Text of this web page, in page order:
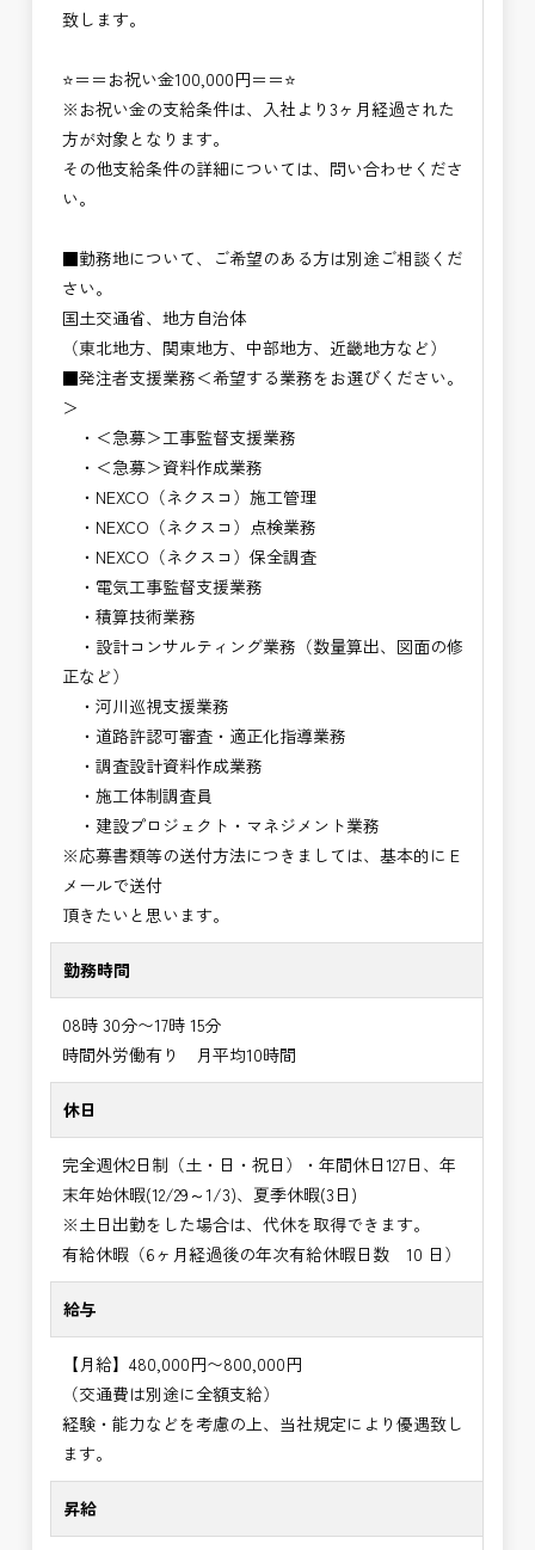
致します。
⭐＝＝お祝い金100,000円＝＝⭐
※お祝い金の支給条件は、入社より3ヶ月経過された
方が対象となります。
その他支給条件の詳細については、問い合わせくださ
い。
■勤務地について、ご希望のある方は別途ご相談くだ
さい。
国土交通省、地方自治体
（東北地方、関東地方、中部地方、近畿地方など）
■発注者支援業務＜希望する業務をお選びください。
＞
・＜急募＞工事監督支援業務
・＜急募＞資料作成業務
・NEXCO（ネクスコ）施工管理
・NEXCO（ネクスコ）点検業務
・NEXCO（ネクスコ）保全調査
・電気工事監督支援業務
・積算技術業務
・設計コンサルティング業務（数量算出、図面の修
正など）
・河川巡視支援業務
・道路許認可審査・適正化指導業務
・調査設計資料作成業務
・施工体制調査員
・建設プロジェクト・マネジメント業務
※応募書類等の送付方法につきましては、基本的にＥ
メールで送付
頂きたいと思います。
勤務時間
08時 30分〜17時 15分
時間外労働有り 月平均10時間
休日
完全週休2日制（土・日・祝日）・年間休日127日、年
末年始休暇(12/29～1/3)、夏季休暇(3日)
※土日出勤をした場合は、代休を取得できます。
有給休暇（6ヶ月経過後の年次有給休暇日数 10 日）
給与
【月給】480,000円〜800,000円
（交通費は別途に全額支給）
経験・能力などを考慮の上、当社規定により優遇致し
ます。
昇給